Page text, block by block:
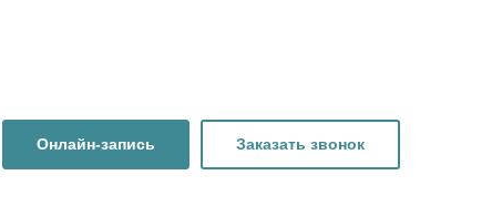
Онлайн-запись Заказать звонок